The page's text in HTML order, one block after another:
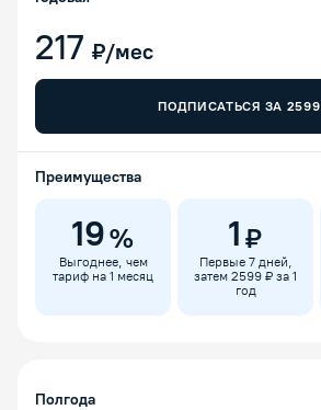
217 ₽/мес
ПОДПИСАТЬСЯ ЗА 2599
Преимущества
19%
Выгоднее, чем
тариф на 1 месяц
1 ₽
Первые 7 дней,
затем 2599 ₽ за 1
год
Полгода